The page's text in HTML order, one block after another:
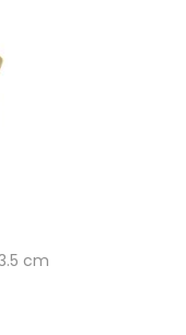
cm